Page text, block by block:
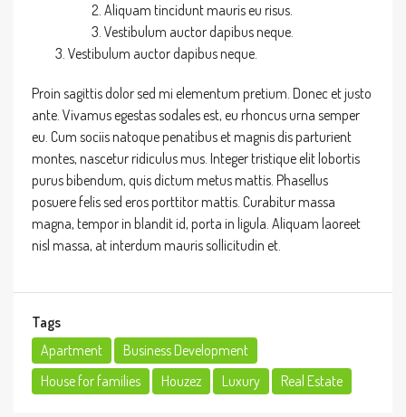
Aliquam tincidunt mauris eu risus.
Vestibulum auctor dapibus neque.
Vestibulum auctor dapibus neque.
Proin sagittis dolor sed mi elementum pretium. Donec et justo
ante. Vivamus egestas sodales est, eu rhoncus urna semper
eu. Cum sociis natoque penatibus et magnis dis parturient
montes, nascetur ridiculus mus. Integer tristique elit lobortis
purus bibendum, quis dictum metus mattis. Phasellus
posuere felis sed eros porttitor mattis. Curabitur massa
magna, tempor in blandit id, porta in ligula. Aliquam laoreet
nisl massa, at interdum mauris sollicitudin et.
Tags
Apartment
Business Development
House for families
Houzez Luxury Real Estate